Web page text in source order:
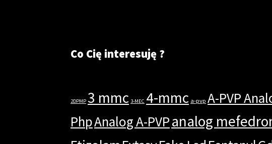
Co Cię interesuję ?
2DPMP 3 mmc 3-MEC 4-mmc a-pvp A-PVP
PhpAnalog A-PVPanalog